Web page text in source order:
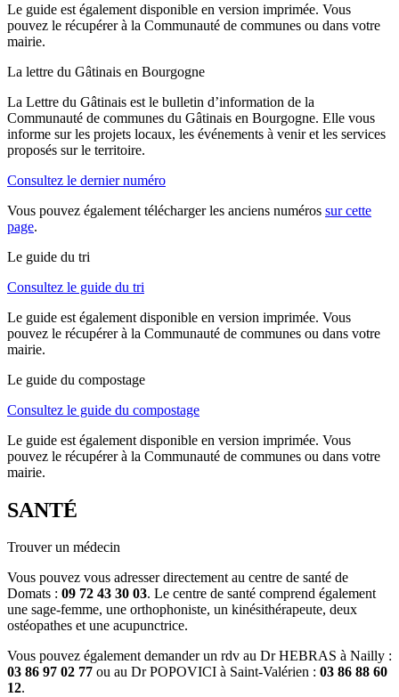
Le guide est également disponible en version imprimée. Vous
pouvez le récupérer à la Communauté de communes ou dans votre
mairie.
La lettre du Gâtinais en Bourgogne
La Lettre du Gâtinais est le bulletin d’information de la
Communauté de communes du Gâtinais en Bourgogne. Elle vous
informe sur les projets locaux, les événements à venir et les services
proposés sur le territoire.
Consultez le dernier numéro
Vous pouvez également télécharger les anciens numéros sur cette
page.
Le guide du tri
Consultez le guide du tri
Le guide est également disponible en version imprimée. Vous
pouvez le récupérer à la Communauté de communes ou dans votre
mairie.
Le guide du compostage
Consultez le guide du compostage
Le guide est également disponible en version imprimée. Vous
pouvez le récupérer à la Communauté de communes ou dans votre
mairie.
SANTÉ
Trouver un médecin
Vous pouvez vous adresser directement au centre de santé de
Domats : 09 72 43 30 03. Le centre de santé comprend également
une sage-femme, une orthophoniste, un kinésithérapeute, deux
ostéopathes et une acupunctrice.
Vous pouvez également demander un rdv au Dr HEBRAS à Nailly :
03 86 97 02 77 ou au Dr POPOVICI à Saint-Valérien : 03 86 88 60
12.